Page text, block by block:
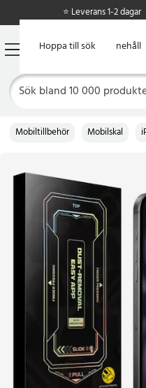
Hoppa till huvudinnehåll
Hoppa till sök
⭐ Leverans 1-2 dagar
Mobiltillbehör Mobilskal